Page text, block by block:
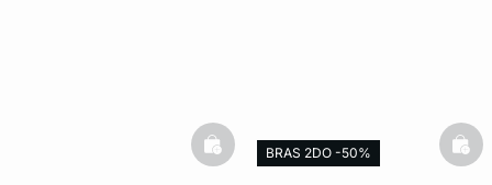
basketfullBRAS 2DO -50%